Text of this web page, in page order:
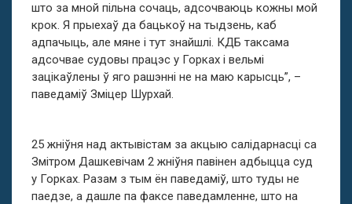
што за мной пільна сочаць, адсочваюць кожны мой
крок. Я прыехаў да бацькоў на тыдзень, каб
адпачыць, але мяне і тут знайшлі. КДБ таксама
адсочвае судовы працэс у Горках і вельмі
зацікаўлены ў яго рашэнні не на маю карысць”, –
паведаміў Зміцер Шурхай.
25 жніўня над актывістам за акцыю салідарнасці са
Змітром Дашкевічам 2 жніўня павінен адбыцца суд
у Горках. Разам з тым ён паведаміў, што туды не
паедзе, а дашле па факсе паведамленне, што на